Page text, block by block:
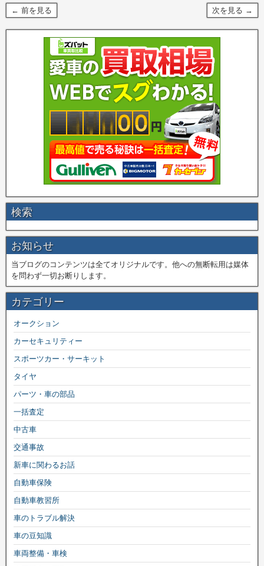
← 前を見る 次を見る →
検索
お知らせ
当ブログのコンテンツは全てオリジナルです。他への無断転用は媒体
を問わず一切お断りします。
カテゴリー
オークション
カーセキュリティー
スポーツカー・サーキット
タイヤ
パーツ・車の部品
一括査定
中古車
交通事故
新車に関わるお話
自動車保険
自動車教習所
車のトラブル解決
車の豆知識
車両整備・車検